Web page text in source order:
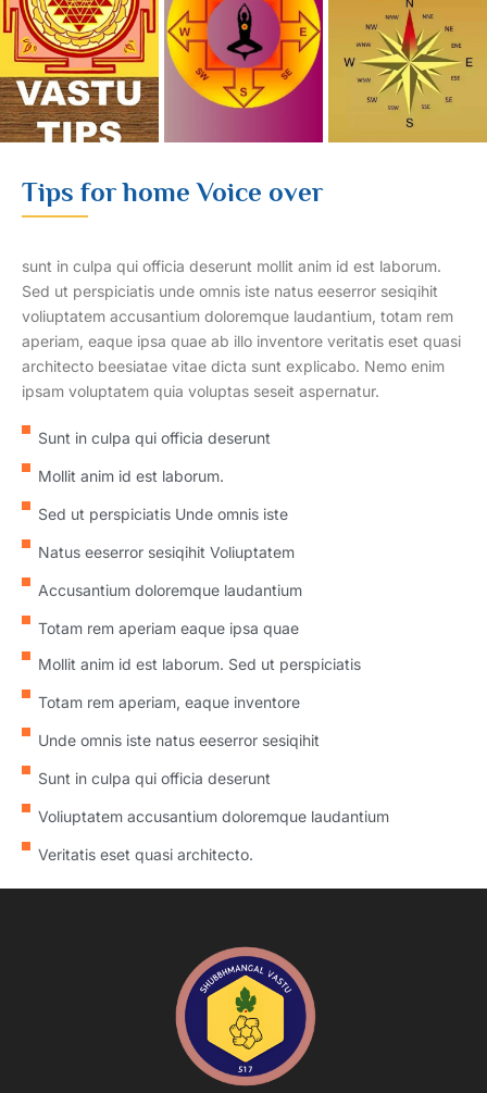
Tips for home Voice over
sunt in culpa qui officia deserunt mollit anim id est laborum.
Sed ut perspiciatis unde omnis iste natus eeserror sesiqihit
voliuptatem accusantium doloremque laudantium, totam rem
aperiam, eaque ipsa quae ab illo inventore veritatis eset quasi
architecto beesiatae vitae dicta sunt explicabo. Nemo enim
ipsam voluptatem quia voluptas seseit aspernatur.
Sunt in culpa qui officia deserunt
Mollit anim id est laborum.
Sed ut perspiciatis Unde omnis iste
Natus eeserror sesiqihit Voliuptatem
Accusantium doloremque laudantium
Totam rem aperiam eaque ipsa quae
Mollit anim id est laborum. Sed ut perspiciatis
Totam rem aperiam, eaque inventore
Unde omnis iste natus eeserror sesiqihit
Sunt in culpa qui officia deserunt
Voliuptatem accusantium doloremque laudantium
Veritatis eset quasi architecto.